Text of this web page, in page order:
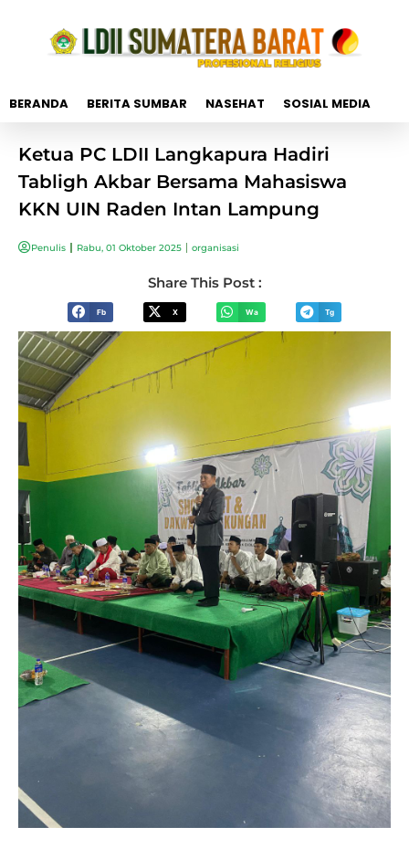
BERANDA BERITA SUMBAR NASEHAT SOSIAL MEDIA
Ketua PC LDII Langkapura Hadiri
Tabligh Akbar Bersama Mahasiswa
KKN UIN Raden Intan Lampung
Penulis Rabu, 01 Oktober 2025 organisasi
Share This Post :
Fb X Wa Tg